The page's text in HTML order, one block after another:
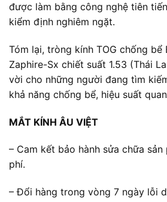
được làm bằng công nghệ tiên
kiểm định nghiêm ngặt.
Tóm lại, tròng kính TOG chống bể
Zaphire-Sx chiết suất 1.53 (Thái
vời cho những người đang tìm
khả năng chống bể, hiệu suất
MẮT KÍNH ÂU VIỆT
– Cam kết bảo hành sửa chữa sản
phí.
– Đổi hàng trong vòng 7 ngày lỗi